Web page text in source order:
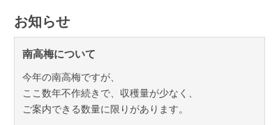
お知らせ
南高梅について
今年の南高梅ですが、
ここ数年不作続きで、収穫量が少なく、
ご案内できる数量に限りがあります。